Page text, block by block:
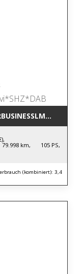
79.998 km, 105 PS,
(kombiniert): 3,4